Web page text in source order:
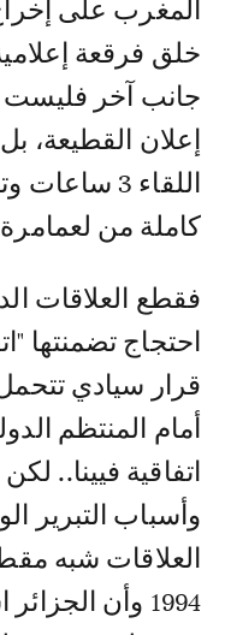
المغرب على
خلق فرقعة
جانب آخر فليست
إعلان القطيعة،
اللقاء 3
كاملة من
فقطع العلاقات
قرار سيادي
أمام المنتظم
اتفاقية فيينا..
وأسباب التبرير
العلاقات شبه
1994 وأن